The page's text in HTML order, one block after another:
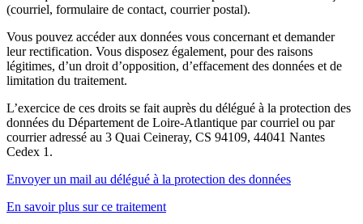
(courriel, formulaire de contact, courrier postal).
Vous pouvez accéder aux données vous concernant et demander
leur rectification. Vous disposez également, pour des raisons
légitimes, d’un droit d’opposition, d’effacement des données et de
limitation du traitement.
L’exercice de ces droits se fait auprès du délégué à la protection des
données du Département de Loire-Atlantique par courriel ou par
courrier adressé au 3 Quai Ceineray, CS 94109, 44041 Nantes
Cedex 1.
Envoyer un mail au délégué à la protection des données
En savoir plus sur ce traitement